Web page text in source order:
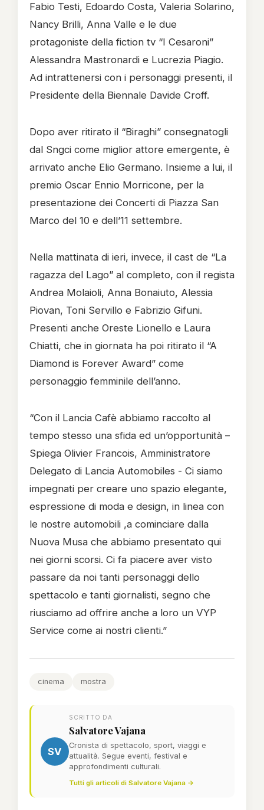
Fabio Testi, Edoardo Costa, Valeria Solarino,
Nancy Brilli, Anna Valle e le due
protagoniste della fiction tv “I Cesaroni”
Alessandra Mastronardi e Lucrezia Piagio.
Ad intrattenersi con i personaggi presenti, il
Presidente della Biennale Davide Croff.
Dopo aver ritirato il “Biraghi” consegnatogli
dal Sngci come miglior attore emergente, è
arrivato anche Elio Germano. Insieme a lui, il
premio Oscar Ennio Morricone, per la
presentazione dei Concerti di Piazza San
Marco del 10 e dell’11 settembre.
Nella mattinata di ieri, invece, il cast de “La
ragazza del Lago” al completo, con il regista
Andrea Molaioli, Anna Bonaiuto, Alessia
Piovan, Toni Servillo e Fabrizio Gifuni.
Presenti anche Oreste Lionello e Laura
Chiatti, che in giornata ha poi ritirato il “A
Diamond is Forever Award” come
personaggio femminile dell’anno.
“Con il Lancia Cafè abbiamo raccolto al
tempo stesso una sfida ed un’opportunità –
Spiega Olivier Francois, Amministratore
Delegato di Lancia Automobiles - Ci siamo
impegnati per creare uno spazio elegante,
espressione di moda e design, in linea con
le nostre automobili ,a cominciare dalla
Nuova Musa che abbiamo presentato qui
nei giorni scorsi. Ci fa piacere aver visto
passare da noi tanti personaggi dello
spettacolo e tanti giornalisti, segno che
riusciamo ad offrire anche a loro un VYP
Service come ai nostri clienti.”
cinema mostra
SV
SCRITTO DA
Salvatore Vajana
Cronista di spettacolo, sport, viaggi e
attualità. Segue eventi, festival e
approfondimenti culturali.
Tutti gli articoli di Salvatore Vajana →